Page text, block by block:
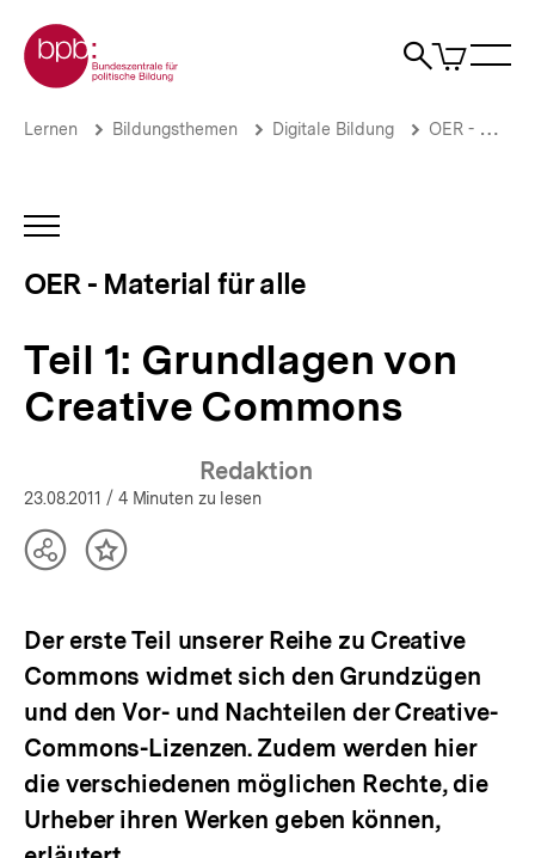
zum
Seiteninhalt
springen
Zur Startseite der bpb
Suche
Artikel
im
Teil
Creative
Commons
OER
alle
Brotkrümelnavigation
Pfadnavigation
Lernen Bildungsthemen Digitale Bildung OER - Material für alle
INHALTSNAVIGATION
OER - Material für alle
Teil 1: Grundlagen von
Creative Commons
Redaktion
23.08.2011 / 4 Minuten zu lesen
TeilenInhalt
Der erste Teil unserer Reihe zu Creative
Commons widmet sich den Grundzügen
und den Vor- und Nachteilen der Creative-
Commons-Lizenzen. Zudem werden hier
die verschiedenen möglichen Rechte, die
Urheber ihren Werken geben können,